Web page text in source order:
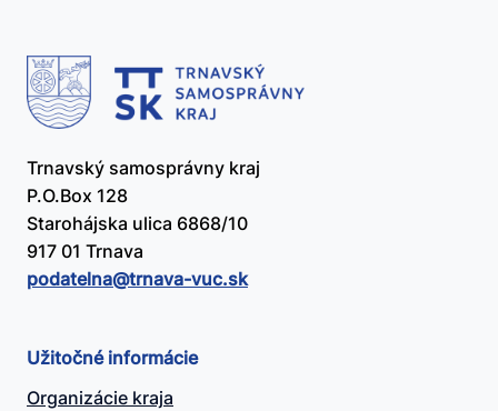
Trnavský samosprávny kraj
P.O.Box 128
Starohájska ulica 6868/10
917 01 Trnava
podatelna@​trnava-vuc.sk
Užitočné informácie
Organizácie kraja